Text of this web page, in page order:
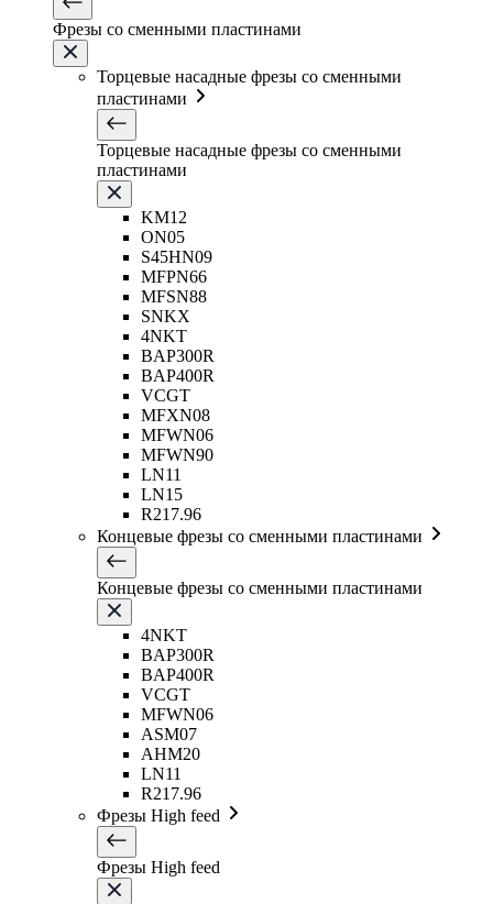
Фрезы со сменными пластинами
Торцевые насадные фрезы со сменными
пластинами
Торцевые насадные фрезы со сменными
пластинами
KM12
ON05
S45HN09
MFPN66
MFSN88
SNKX
4NKT
BAP300R
BAP400R
VCGT
MFXN08
MFWN06
MFWN90
LN11
LN15
R217.96
Концевые фрезы со сменными пластинами
Концевые фрезы со сменными пластинами
4NKT
BAP300R
BAP400R
VCGT
MFWN06
ASM07
AHM20
LN11
R217.96
Фрезы High feed
Фрезы High feed